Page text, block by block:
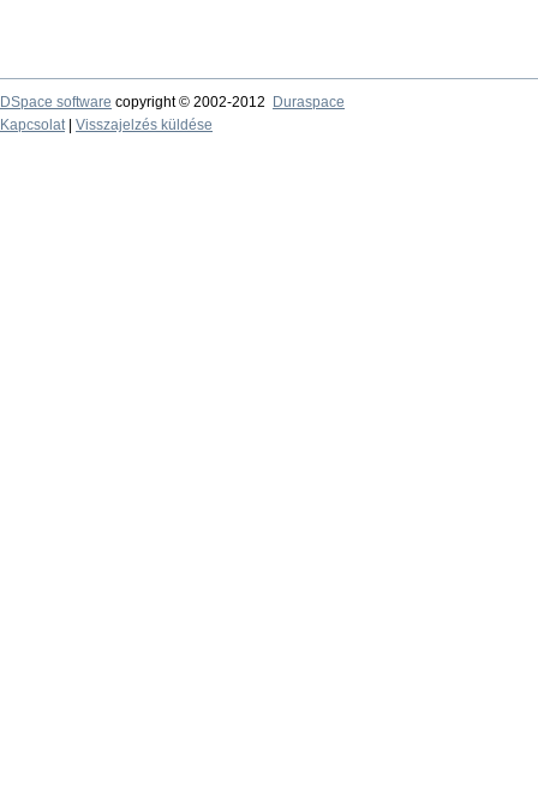
DSpace software copyright © 2002-2012
Duraspace
Kapcsolat| Visszajelzés küldése